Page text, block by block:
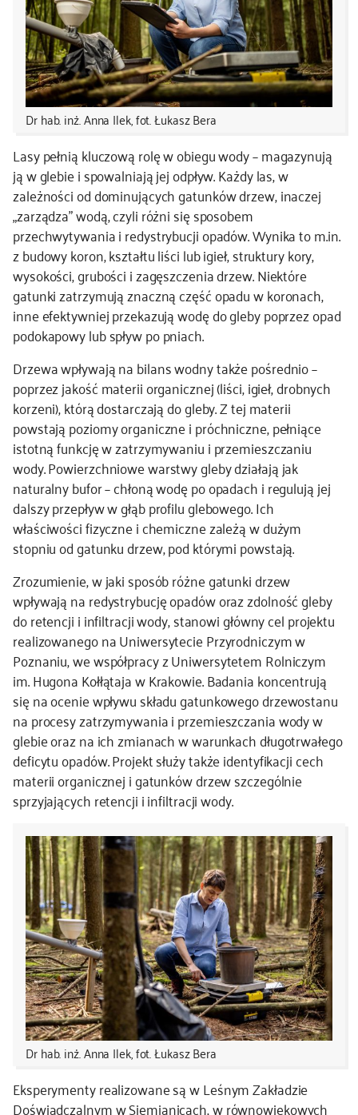
Dr hab. inż. Anna Ilek, fot. Łukasz Bera
Lasy pełnią kluczową rolę w obiegu wody – magazynują
ją w glebie i spowalniają jej odpływ. Każdy las, w
zależności od dominujących gatunków drzew, inaczej
„zarządza” wodą, czyli różni się sposobem
przechwytywania i redystrybucji opadów. Wynika to m.in.
z budowy koron, kształtu liści lub igieł, struktury kory,
wysokości, grubości i zagęszczenia drzew. Niektóre
gatunki zatrzymują znaczną część opadu w koronach,
inne efektywniej przekazują wodę do gleby poprzez opad
podokapowy lub spływ po pniach.
Drzewa wpływają na bilans wodny także pośrednio –
poprzez jakość materii organicznej (liści, igieł, drobnych
korzeni), którą dostarczają do gleby. Z tej materii
powstają poziomy organiczne i próchniczne, pełniące
istotną funkcję w zatrzymywaniu i przemieszczaniu
wody. Powierzchniowe warstwy gleby działają jak
naturalny bufor – chłoną wodę po opadach i regulują jej
dalszy przepływ w głąb profilu glebowego. Ich
właściwości fizyczne i chemiczne zależą w dużym
stopniu od gatunku drzew, pod którymi powstają.
Zrozumienie, w jaki sposób różne gatunki drzew
wpływają na redystrybucję opadów oraz zdolność gleby
do retencji i infiltracji wody, stanowi główny cel projektu
realizowanego na Uniwersytecie Przyrodniczym w
Poznaniu, we współpracy z Uniwersytetem Rolniczym
im. Hugona Kołłątaja w Krakowie. Badania koncentrują
się na ocenie wpływu składu gatunkowego drzewostanu
na procesy zatrzymywania i przemieszczania wody w
glebie oraz na ich zmianach w warunkach długotrwałego
deficytu opadów. Projekt służy także identyfikacji cech
materii organicznej i gatunków drzew szczególnie
sprzyjających retencji i infiltracji wody.
Dr hab. inż. Anna Ilek, fot. Łukasz Bera
Eksperymenty realizowane są w Leśnym Zakładzie
Doświadczalnym w Siemianicach, w równowiekowych